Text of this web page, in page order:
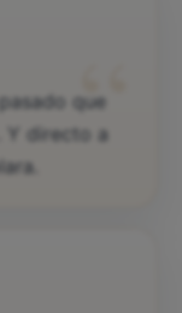
“
que
Y directo a